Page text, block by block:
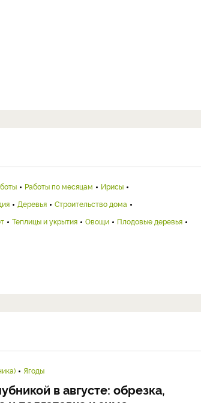
Работы по месяцам
Ирисы
Деревья
Строительство дома
Теплицы и укрытия Овощи
Плодовые деревья
Ягоды
в августе: обрезка,